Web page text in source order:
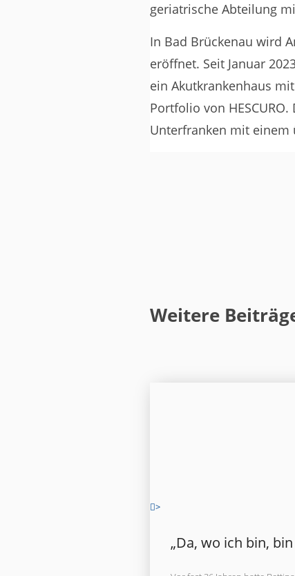
geriatrische Abteilung
In Bad Brückenau wird
eröffnet. Seit Januar
ein Akutkrankenhaus
Portfolio von
Unterfranken mit einem
Weitere
>
„Da, wo ich bin, bin